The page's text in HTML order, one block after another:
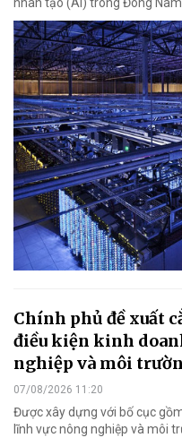
nhân tạo (AI) trong Đông
Chính phủ đề xuất
điều kiện kinh
nghiệp và môi
07/08/2026 11:20
Được xây dựng với bố cục
lĩnh vực nông nghiệp và môi